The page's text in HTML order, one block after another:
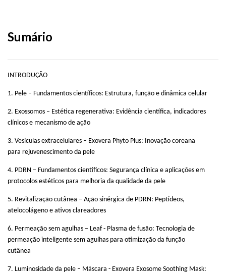
Sumário
INTRODUÇÃO
1. Pele – Fundamentos científicos: Estrutura, função e dinâmica celular
2. Exossomos – Estética regenerativa: Evidência científica, indicadores
clínicos e mecanismo de ação
3. Vesículas extracelulares – Exovera Phyto Plus: Inovação coreana
para rejuvenescimento da pele
4. PDRN – Fundamentos científicos: Segurança clínica e aplicações em
protocolos estéticos para melhoria da qualidade da pele
5. Revitalização cutânea – Ação sinérgica de PDRN: Peptídeos,
atelocolágeno e ativos clareadores
6. Permeação sem agulhas – Leaf - Plasma de fusão: Tecnologia de
permeação inteligente sem agulhas para otimização da função
cutânea
7. Luminosidade da pele – Máscara - Exovera Exosome Soothing Mask: